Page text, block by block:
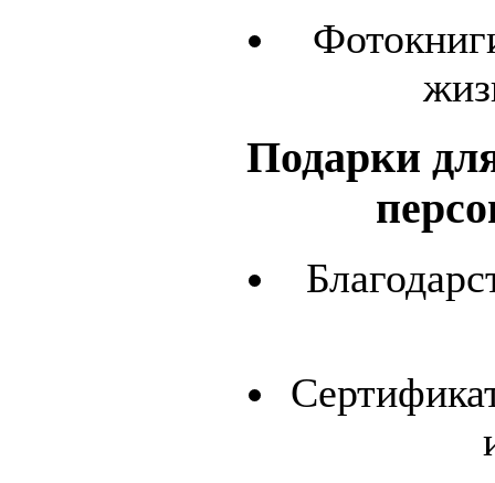
Подарки